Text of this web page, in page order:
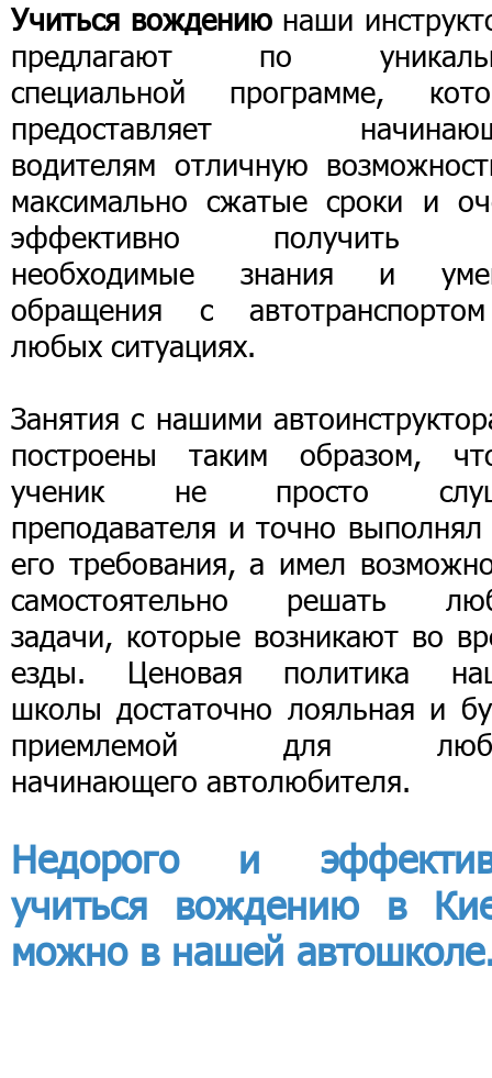
Учиться вождениюнаши
предлагают по
специальной программе,
предоставляет
водителям отличную
максимально сжатые сроки и
эффективно получить
необходимые знания и
обращения с
любых ситуациях.
Занятия с нашими
построены таким образом,
ученик не просто
преподавателя и точно выполнял
его требования, а имел
самостоятельно решать
задачи, которые возникают во
езды. Ценовая политика
школы достаточно лояльная и
приемлемой для
начинающего автолюбителя.
Недорого и
учиться вождению в
можно в нашей